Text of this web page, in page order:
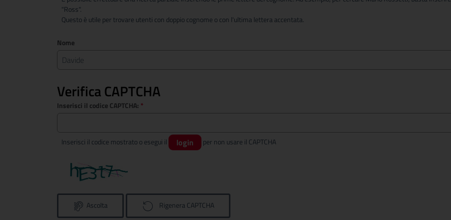
"Ross".
Questo è utile per trovare utenti con doppio cognome o con l'ultima lettera accentata.
Nome
Verifica CAPTCHA
Inserisci il codice CAPTCHA: *
Inserisci il codice mostrato o esegui il login per non usare il CAPTCHA
Ascolta Rigenera CAPTCHA